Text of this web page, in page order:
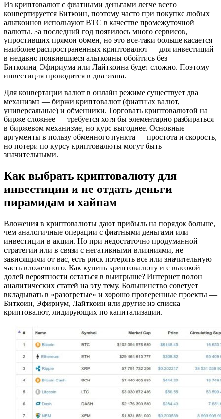
Из криптовалют с фиатными деньгами легче всего
конвертируется Биткоин, поэтому часто при покупке любых
альткоинов используют BTC в качестве промежуточной
валюты. За последний год появилось много сервисов,
упростивших прямой обмен, но это все-таки больше касается
наиболее распространенных криптовалют — для инвестиций
в недавно появившиеся альткоины обойтись без
Биткоина, Эфириума или Лайткоина будет сложно. Поэтому
инвестиция проводится в два этапа.
Для конвертации валют в онлайн режиме существует два
механизма — биржи криптовалют (фиатных валют,
универсальные) и обменники. Торговать криптовалютой на
бирже сложнее — требуется хотя бы элементарно разбираться
в биржевом механизме, но курс выгоднее. Основные
аргументы в пользу обменного пункта — простота и скорость,
но потери по курсу криптовалюты могут быть
значительными.
Как выбрать криптовалюту для
инвестиции и не отдать деньги
пирамидам и хайпам
Вложения в криптовалюты дают прибыль на порядок больше,
чем аналогичные операции с фиатными деньгами или
инвестиции в акции. Но при недостаточно продуманной
стратегии или в связи с негативными влияниями, не
зависящими от вас, есть риск потерять все или значительную
часть вложенного. Как купить криптовалюту и с высокой
долей вероятности остаться в выигрыше? Интернет полон
аналитических статей на эту тему. Большинство советует
вкладывать в «разогретые» и хорошо проверенные проекты —
Биткоин, Эфириум, Лайткоин или другие из списка
криптовалют, лидирующих по капитализации.